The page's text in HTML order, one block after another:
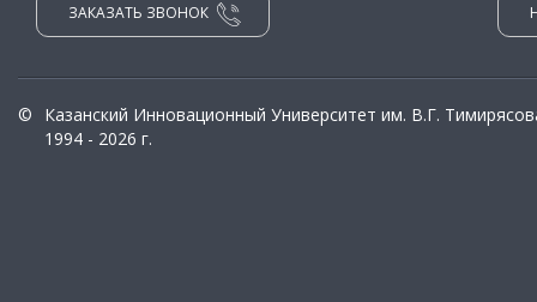
ЗАКАЗАТЬ ЗВОНОК
©
Казанский Инновационный Университет им. В.Г.
1994 - 2026 г.